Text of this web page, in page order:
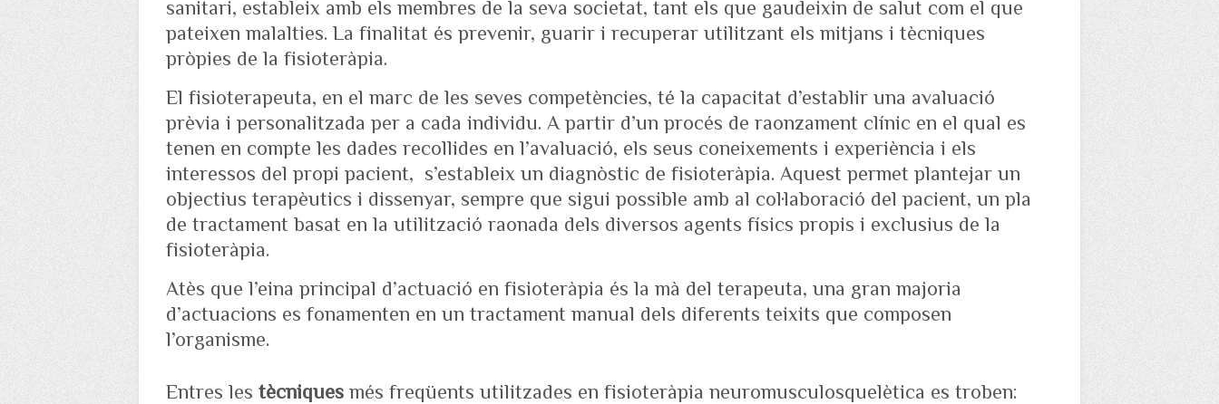
sanitari, estableix amb els membres de la seva societat, tant els que gaudeixin de salut com el que
pateixen malalties. La finalitat és prevenir, guarir i recuperar utilitzant els mitjans i tècniques
pròpies de la fisioteràpia.
El fisioterapeuta, en el marc de les seves competències, té la capacitat d’establir una avaluació
prèvia i personalitzada per a cada individu. A partir d’un procés de raonzament clínic en el qual es
tenen en compte les dades recollides en l’avaluació, els seus coneixements i experiència i els
interessos del propi pacient, s’estableix un diagnòstic de fisioteràpia. Aquest permet plantejar un
objectius terapèutics i dissenyar, sempre que sigui possible amb al col·laboració del pacient, un pla
de tractament basat en la utilització raonada dels diversos agents físics propis i exclusius de la
fisioteràpia.
Atès que l’eina principal d’actuació en fisioteràpia és la mà del terapeuta, una gran majoria
d’actuacions es fonamenten en un tractament manual dels diferents teixits que composen
l’organisme.
Entres les tècniques més freqüents utilitzades en fisioteràpia neuromusculosquelètica es troben: